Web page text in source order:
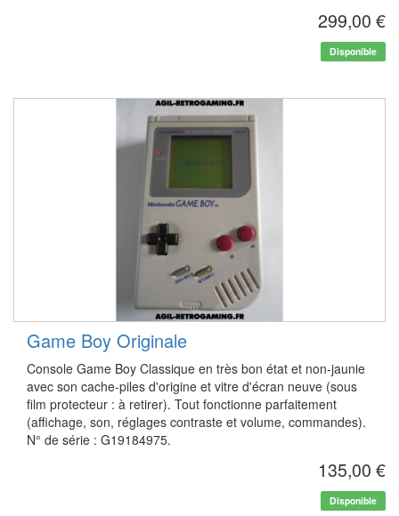
299,00 €
Disponible
Game Boy Originale
Console Game Boy Classique en très bon état et non-jaunie
avec son cache-piles d'origine et vitre d'écran neuve (sous
film protecteur : à retirer). Tout fonctionne parfaitement
(affichage, son, réglages contraste et volume, commandes).
N° de série : G19184975.
135,00 €
Disponible